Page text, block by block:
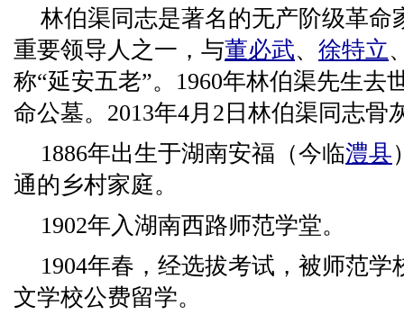
林伯渠同志是著名的无产阶级革命
重要领导人之一，与董必武、 徐特立
称“延安五老”。1960年林伯渠先生去
命公墓。2013年4月2日林伯渠同志骨
1886年出生于湖南安福（今临澧县
通的乡村家庭。
1902年入湖南西路师范学堂。
1904年春，经选拔考试，被师范学
文学校公费留学。